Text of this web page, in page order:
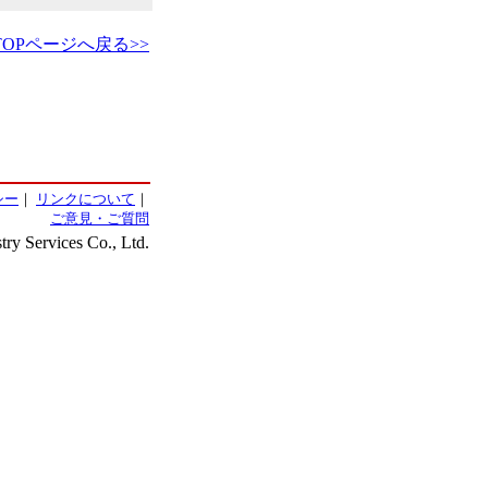
ページへ戻る>>
ー ｜ リンクについて ｜
ご意見・ご質問
Services Co., Ltd.